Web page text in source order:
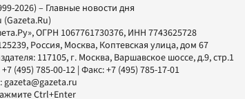
2026) – Главные новости дня
(Gazeta.Ru)
, ОГРН 1067761730376, ИНН 7743625728
Россия, Москва, Коптевская улица, дом 67
117105, г. Москва, Варшавское шоссе, д.9, стр.1
+7 (495) 785-00-12 | Факс:+7 (495) 785-17-01
gazeta@gazeta.ru
Ctrl+Enter